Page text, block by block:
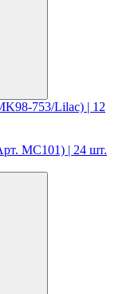
753/Lilac) | 12